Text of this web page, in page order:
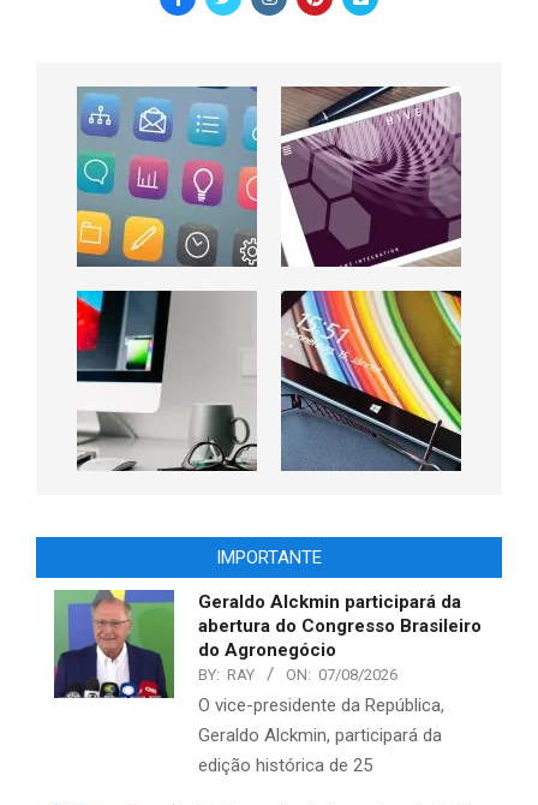
IMPORTANTE
Geraldo Alckmin participará da
abertura do Congresso Brasileiro
do Agronegócio
BY: RAY ON: 07/08/2026
O vice-presidente da República,
Geraldo Alckmin, participará da
edição histórica de 25